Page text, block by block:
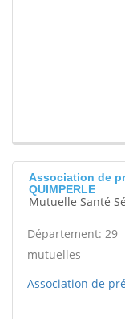
Association de
QUIMPERLE
Mutuelle Santé
Département: 29
mutuelles
Association de